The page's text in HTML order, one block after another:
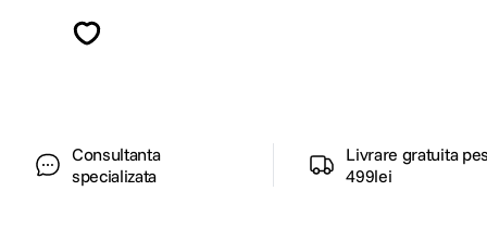
Consultanta
specializata
Livrare gratuita
499lei